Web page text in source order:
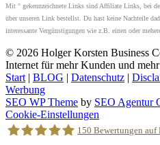
Mit ° gekennzeichnete Links sind Affiliate Links, bei
über unseren Link bestellst. Du hast keine Nachteile
interessante Vergünstigungen wie z.B. einen oder
© 2026 Holger Korsten Business
Internet für mehr Kunden und
Start | BLOG | Datenschutz |
Werbung
SEO WP Theme by SEO Agentur
Nach
oben
scrollen
Cookie-Einstellungen
150 Bewertungen auf